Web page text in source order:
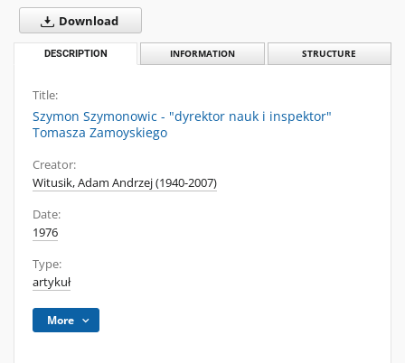
Download
DESCRIPTION INFORMATION STRUCTURE
Title:
Szymon Szymonowic - "dyrektor nauk i inspektor"
Tomasza Zamoyskiego
Creator:
Witusik, Adam Andrzej (1940-2007)
Date:
1976
Type:
artykuł
More